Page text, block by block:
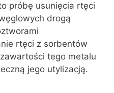
próbę usunięcia rtęci
drogą
rtęci z sorbentów
tego metalu
jego utylizacją.